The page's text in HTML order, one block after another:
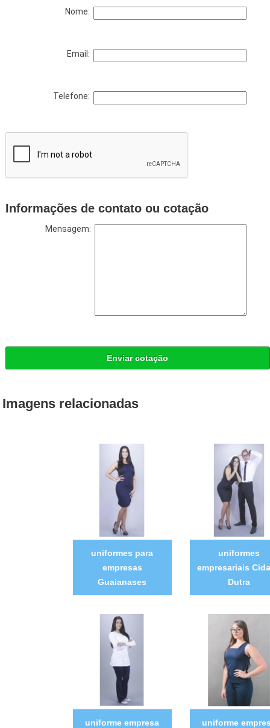
Nome:
Email:
Telefone:
Informações de contato ou cotação
Mensagem:
Enviar cotação
Imagens relacionadas
uniformes para
empresas
Guaianases
uniformes
empresariais
Dutra
uniforme empresa
uniforme